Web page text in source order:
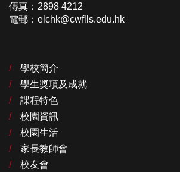
傳真：2898 4212
電郵：elchk@cwflls.edu.hk
學校簡介
學生獎項及成就
課程特色
校園資訊
校園生活
家長教師會
校友會